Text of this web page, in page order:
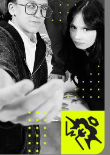
и
бухгалтерский
9 класса
напрямую
проведения
на экзамене
повышает